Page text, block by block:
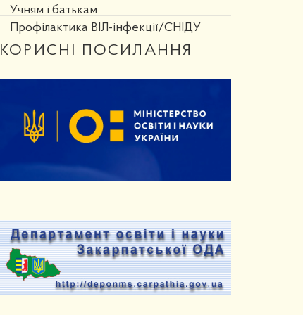
Учням і батькам
Профілактика ВІЛ-інфекції/СНІДУ
КОРИСНІ ПОСИЛАННЯ